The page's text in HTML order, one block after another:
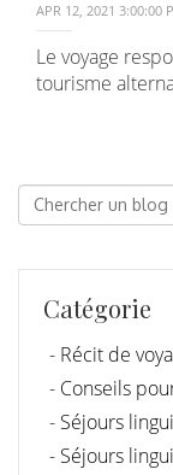
APR 12, 2021 3:00:00
Le voyage
tourisme
Dies ist ein
Catégorie
- Récit de
- Conseils
- Séjours
- Séjours